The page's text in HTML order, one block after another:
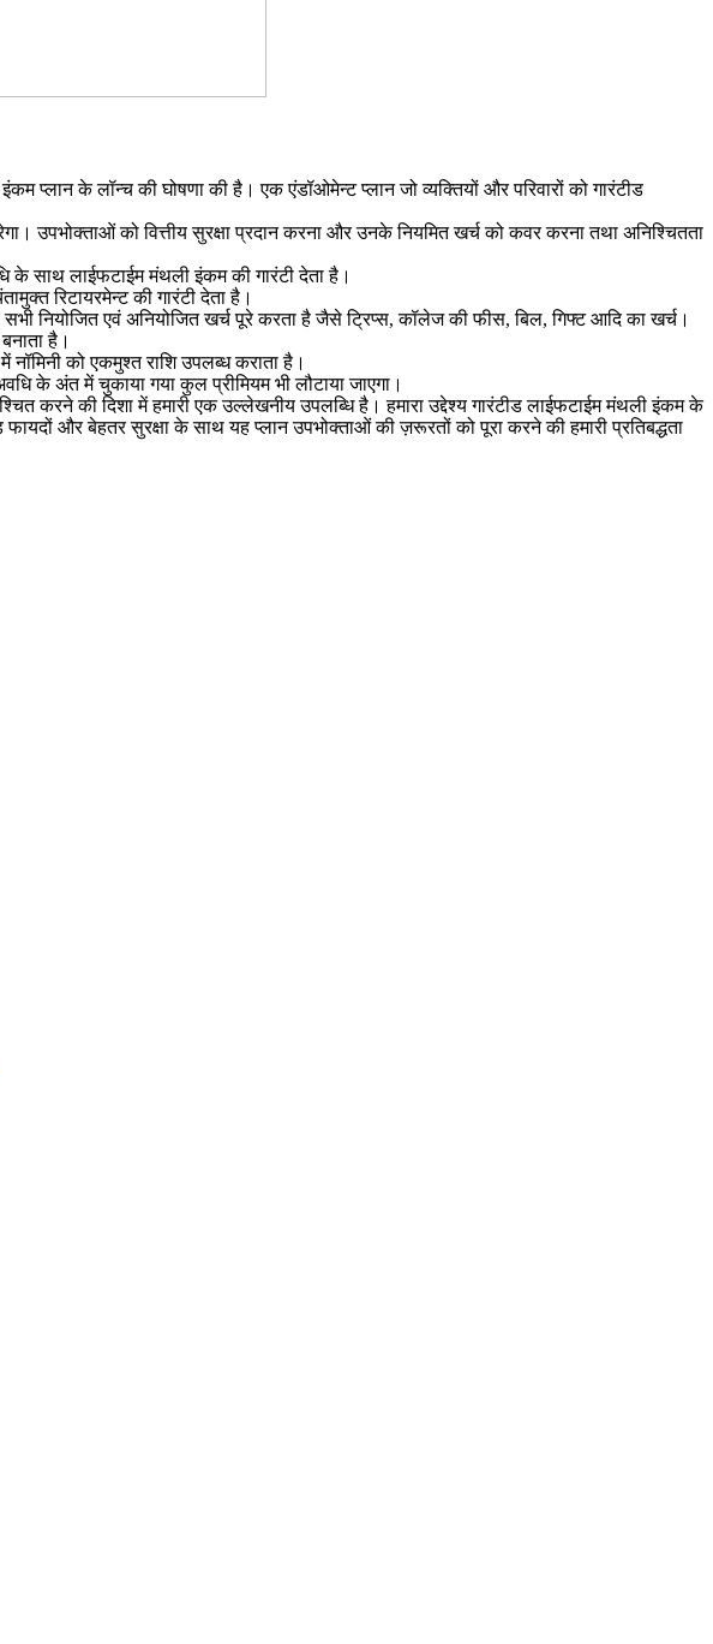
प्लान के लॉन्च की घोषणा की है। एक एंडॉओमेन्ट प्लान जो व्यक्तियों और परिवारों को गारंटीड
उपभोक्ताओं को वित्तीय सुरक्षा प्रदान करना और उनके नियमित खर्च को कवर करना तथा अनिश्चितता
के साथ लाईफटाईम मंथली इंकम की गारंटी देता है।
रिटायरमेन्ट की गारंटी देता है।
एवं अनियोजित खर्च पूरे करता है जैसे ट्रिप्स, कॉलेज की फीस, बिल, गिफ्ट आदि का खर्च।
है।
को एकमुश्त राशि उपलब्ध कराता है।
के अंत में चुकाया गया कुल प्रीमियम भी लौटाया जाएगा।
करने की दिशा में हमारी एक उल्लेखनीय उपलब्धि है। हमारा उद्देश्य गारंटीड लाईफटाईम मंथली इंकम के
और बेहतर सुरक्षा के साथ यह प्लान उपभोक्ताओं की ज़रूरतों को पूरा करने की हमारी प्रतिबद्धता